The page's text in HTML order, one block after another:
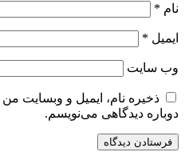
نام *
ایمیل *
وب‌ سایت
ذخیره نام، ایمیل و وبسایت
دوباره دیدگاهی می‌نویسم.